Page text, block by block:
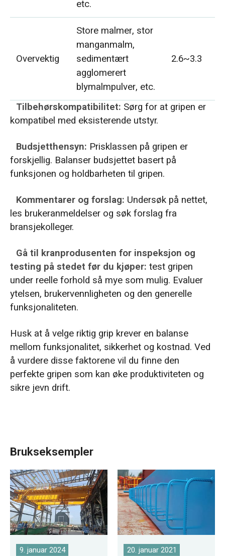
etc.
Overvektig
Store malmer, stor
manganmalm,
sedimentært
agglomerert
blymalmpulver, etc.
2.6~3.3
Tilbehørskompatibilitet: Sørg for at gripen er
kompatibel med eksisterende utstyr.
Budsjetthensyn: Prisklassen på gripen er
forskjellig. Balanser budsjettet basert på
funksjonen og holdbarheten til gripen.
Kommentarer og forslag: Undersøk på nettet,
les brukeranmeldelser og søk forslag fra
bransjekolleger.
Gå til kranprodusenten for inspeksjon og
testing på stedet før du kjøper: test gripen
under reelle forhold så mye som mulig. Evaluer
ytelsen, brukervennligheten og den generelle
funksjonaliteten.
Husk at å velge riktig grip krever en balanse
mellom funksjonalitet, sikkerhet og kostnad. Ved
å vurdere disse faktorene vil du finne den
perfekte gripen som kan øke produktiviteten og
sikre jevn drift.
Brukseksempler
9. januar 2024 20. januar 2021